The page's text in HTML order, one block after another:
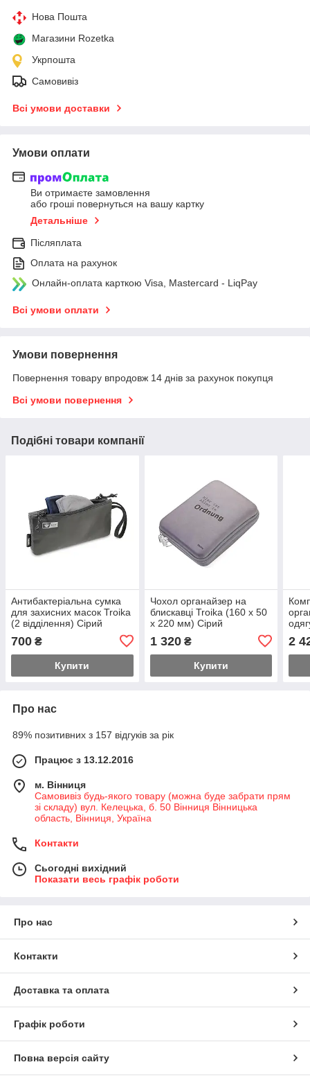
Нова Пошта
Магазини Rozetka
Укрпошта
Самовивіз
Всі умови доставки
Умови оплати
Ви отримаєте замовлення
або гроші повернуться на вашу картку
Детальніше
Післяплата
Оплата на рахунок
Онлайн-оплата карткою Visa, Mastercard - LiqPay
Всі умови оплати
Умови повернення
Повернення товару впродовж 14 днів за рахунок покупця
Всі умови повернення
Подібні товари компанії
Антибактеріальна сумка
для захисних масок Troika
(2 відділення) Сірий
700 ₴
Купити
Чохол органайзер на
блискавці Troika (160 x 50
x 220 мм) Сірий
1 320₴
Купити
2
Про нас
89% позитивних з 157 відгуків за рік
Працює з 13.12.2016
м. Вінниця
Самовивіз будь-якого товару (можна буде забрати прям
зі складу) вул. Келецька, б. 50 Вінниця Вінницька
область, Вінниця, Україна
Контакти
Сьогодні вихідний
Показати весь графік роботи
Про нас
Контакти
Доставка та оплата
Графік роботи
Повна версія сайту